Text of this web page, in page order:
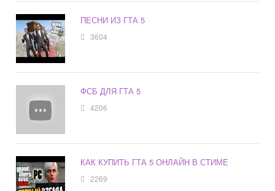
ПЕСНИ ИЗ ГТА 5
3604
ФСБ ДЛЯ ГТА 5
4206
КАК КУПИТЬ ГТА 5 ОНЛАЙН В СТИМЕ
2269